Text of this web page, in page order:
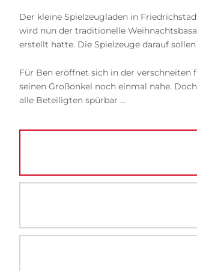
Der kleine Spielzeugladen in
wird nun der traditionelle
erstellt hatte. Die Spielzeuge darauf
Für Ben eröffnet sich in der verschneiten
seinen Großonkel noch einmal nahe.
alle Beteiligten spürbar ...